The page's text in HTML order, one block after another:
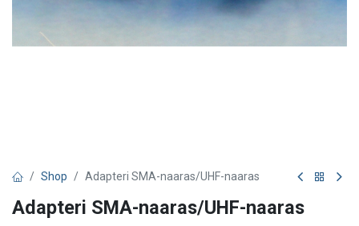
Shop Adapteri SMA-naaras/UHF-naaras
Adapteri SMA-naaras/UHF-naaras